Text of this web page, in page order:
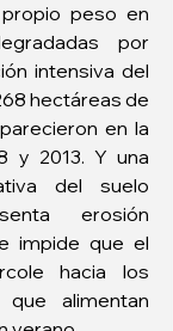
peso en
por
intensiva del
hectáreas de
en la
y 2013. Y una
del suelo
erosión
impide que el
hacia los
alimentan